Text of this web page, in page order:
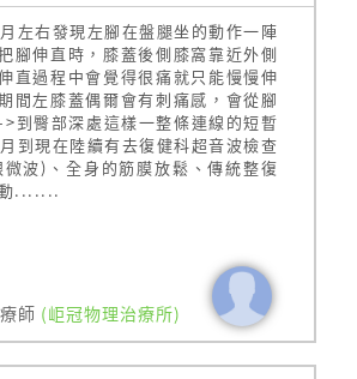
左右發現左腳在盤腿坐的動作一陣
腳伸直時，膝蓋後側膝窩靠近外側
直過程中會覺得很痛就只能慢慢伸
間左膝蓋偶爾會有刺痛感，會從腳
到臀部深處這樣一整條連線的短暫
到現在陸續有去復健科超音波檢查
微波)、全身的筋膜放鬆、傳統整復
.......
師 (岠冠物理治療所)